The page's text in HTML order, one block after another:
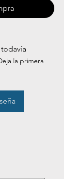
la primera